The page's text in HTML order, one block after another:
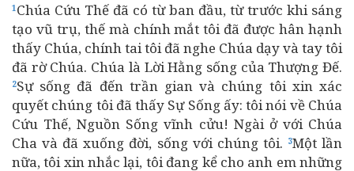
1Chúa Cứu Thế đã có từ ban đầu, từ trước khi sáng
tạo vũ trụ, thế mà chính mắt tôi đã được hân hạnh
thấy Chúa, chính tai tôi đã nghe Chúa dạy và tay tôi
đã rờ Chúa. Chúa là Lời Hằng sống của Thượng Đế.
2Sự sống đã đến trần gian và chúng tôi xin xác
quyết chúng tôi đã thấy Sự Sống ấy: tôi nói về Chúa
Cứu Thế, Nguồn Sống vĩnh cửu! Ngài ở với Chúa
Cha và đã xuống đời, sống với chúng tôi. 3Một lần
nữa, tôi xin nhắc lại, tôi đang kể cho anh em những